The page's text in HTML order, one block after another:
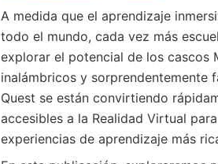
A medida que el aprendizaje
todo el mundo, cada vez más
explorar el potencial de los cascos
inalámbricos y sorprendentemente
Quest se están convirtiendo
accesibles a la Realidad Virtual
experiencias de aprendizaje más